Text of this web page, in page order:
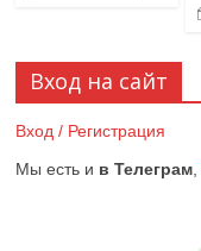
Вход на сайт
Вход / Регистрация
Мы есть и в Телеграм